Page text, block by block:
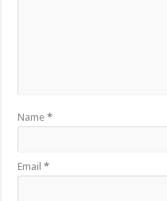
Name*
Email*